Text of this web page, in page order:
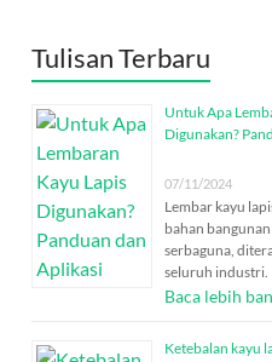
Tulisan Terbaru
Untuk Apa
Digunakan?
07/11/2024
Lembar kayu
bahan
serbaguna,
seluruh
Baca lebih
Ketebalan kayu